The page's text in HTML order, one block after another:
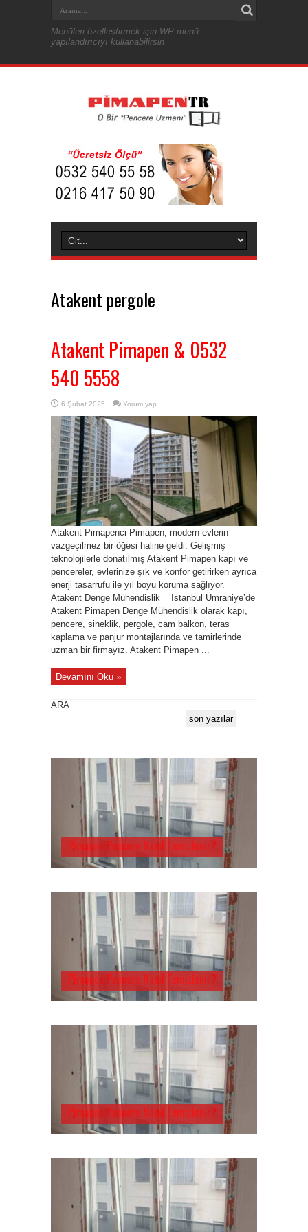
Menüleri özelleştirmek için WP menü
yapılandırıcıyı kullanabilirsin
Atakent pergole
Atakent Pimapen & 0532
540 5558
6 Şubat 2025 Yorum yap
Atakent Pimapenci Pimapen, modern evlerin
vazgeçilmez bir öğesi haline geldi. Gelişmiş
teknolojilerle donatılmış Atakent Pimapen kapı ve
pencereler, evlerinize şık ve konfor getirirken ayrıca
enerji tasarrufu ile yıl boyu koruma sağlıyor.
Atakent Denge Mühendislik İstanbul Ümraniye’de
Atakent Pimapen Denge Mühendislik olarak kapı,
pencere, sineklik, pergole, cam balkon, teras
kaplama ve panjur montajlarında ve tamirlerinde
uzman bir firmayız. Atakent Pimapen ...
Devamını Oku »
ARA
son yazılar
Pimapen Pencere Nasıl Temizlenir?
Pimapen Pencere Nasıl Temizlenir?
Pimapen Pencere Nasıl Temizlenir?